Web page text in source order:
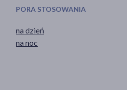
PORA STOSOWANIA
na dzień
na noc